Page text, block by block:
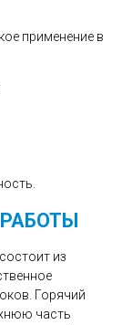
применение в
из
Горячий
часть